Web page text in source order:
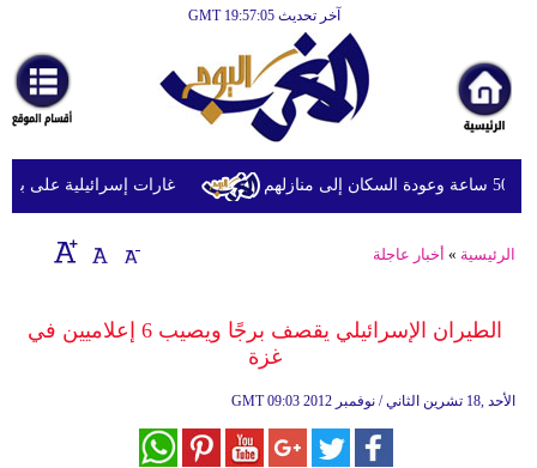
آخر تحديث GMT 19:57:05
أخبارعاجلة
رياضة
ثقافة
إقتصاد
وموسيقى
غارات إسرائيلية على بلدة
الرئيسية » أخبار عاجلة
الطيران الإسرائيلي يقصف برجًا ويصيب 6 إعلاميين في
غزة
GMT 09:03 2012 الأحد ,18 تشرين الثاني / نوفمبر